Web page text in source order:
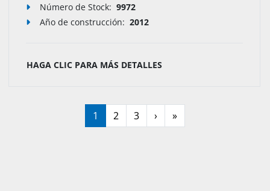
Número de Stock: 9972
Año de construcción: 2012
HAGA CLIC PARA MÁS DETALLES
1 2 3 › »